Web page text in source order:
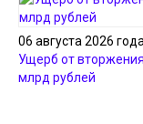
06 августа 2026
Ущерб от
млрд рублей